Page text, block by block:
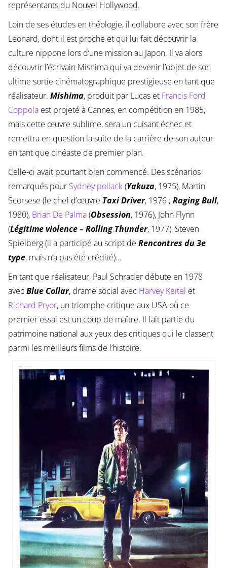
représentants du Nouvel Hollywood.
Loin de ses études en théologie, il collabore avec son frère
Leonard, dont il est proche et qui lui fait découvrir la
culture nippone lors d’une mission au Japon. Il va alors
découvrir l’écrivain Mishima qui va devenir l’objet de son
ultime sortie cinématographique prestigieuse en tant que
réalisateur. Mishima, produit par Lucas et Francis Ford
Coppolaest projeté à Cannes, en compétition en 1985,
mais cette œuvre sublime, sera un cuisant échec et
remettra en question la suite de la carrière de son auteur
en tant que cinéaste de premier plan.
Celle-ci avait pourtant bien commencé. Des scénarios
remarqués pour Sydney pollack(Yakuza, 1975), Martin
Scorsese (le chef d’œuvre Taxi Driver, 1976 ; Raging Bull,
1980), Brian De Palma(Obsession, 1976), John Flynn
(Légitime violence – Rolling Thunder, 1977), Steven
Spielberg (il a participé au script de Rencontres du 3e
type, mais n’a pas été crédité)…
En tant que réalisateur, Paul Schrader débute en 1978
avec Blue Collar, drame social avec Harvey Keitel et
Richard Pryor, un triomphe critique aux USA où ce
premier essai est un coup de maître. Il fait partie du
patrimoine national aux yeux des critiques qui le classent
parmi les meilleurs films de l’histoire.